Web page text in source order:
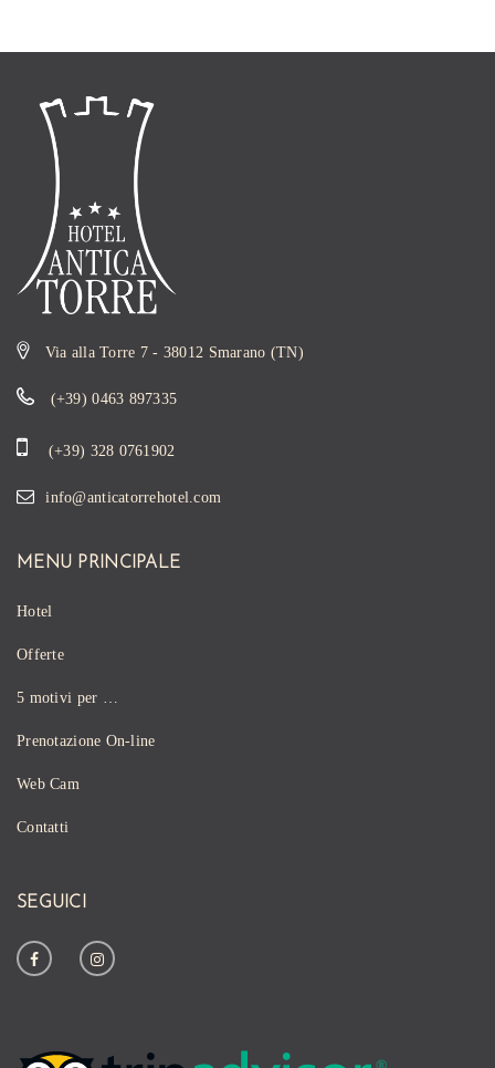
Via alla Torre 7 - 38012 Smarano (TN)
(+39) 0463 897335
(+39) 328 0761902
info@anticatorrehotel.com
MENU PRINCIPALE
Hotel
Offerte
5 motivi per …
Prenotazione On-line
Web Cam
Contatti
SEGUICI